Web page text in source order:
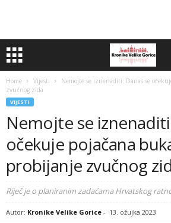
Home Vijesti
Nemojte se iznenaditi: Danas se
zvučnog zida
VIJESTI
Nemojte se
očekuje pojačana
probijanje zvučnog
Riječ je o planiranim zadaćama Hrvatskog
Autor: Kronike Velike Gorice - 13. ožujka 2023